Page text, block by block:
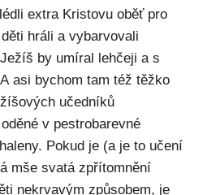
extra Kristovu oběť pro
hráli a vybarvovali
by umíral lehčeji a s
asi bychom tam též těžko
učedníků
v pestrobarevné
Pokud je (a je to učení
mše svatá zpřítomnění
nekrvavým způsobem, je